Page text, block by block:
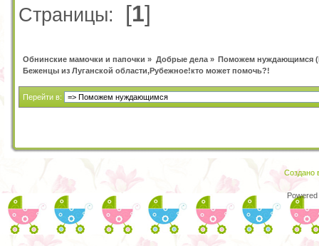
Страницы: [1]
Обнинские мамочки и папочки » Добрые дела» Поможем нуждающимся
Беженцы из Луганской области,Рубежное!кто может помочь?!
Перейти в:
Создано